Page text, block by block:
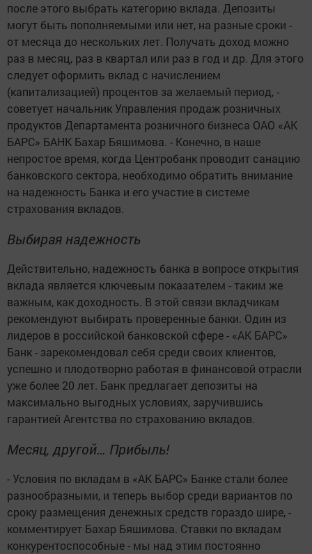
после этого выбрать категорию вклада. Депозиты
могут быть пополняемыми или нет, на разные сроки -
от месяца до нескольких лет. Получать доход можно
раз в месяц, раз в квартал или раз в год и др. Для этого
следует оформить вклад с начислением
(капитализацией) процентов за желаемый период, -
советует начальник Управления продаж розничных
продуктов Департамента розничного бизнеса ОАО «АК
БАРС» БАНК Бахар Бяшимова. - Конечно, в наше
непростое время, когда Центробанк проводит санацию
банковского сектора, необходимо обратить внимание
на надежность Банка и его участие в системе
страхования вкладов.
Выбирая надежность
Действительно, надежность банка в вопросе открытия
вклада является ключевым показателем - таким же
важным, как доходность. В этой связи вкладчикам
рекомендуют выбирать проверенные банки. Один из
лидеров в российской банковской сфере - «АК БАРС»
Банк - зарекомендовал себя среди своих клиентов,
успешно и плодотворно работая в финансовой отрасли
уже более 20 лет. Банк предлагает депозиты на
максимально выгодных условиях, заручившись
гарантией Агентства по страхованию вкладов.
Месяц, другой… Прибыль!
- Условия по вкладам в «АК БАРС» Банке стали более
разнообразными, и теперь выбор среди вариантов по
сроку размещения денежных средств гораздо шире, -
комментирует Бахар Бяшимова. Ставки по вкладам
конкурентоспособные - мы над этим постоянно